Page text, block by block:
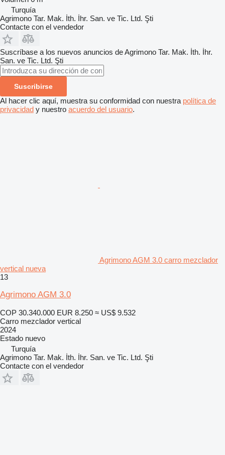
Turquía
Agrimono Tar. Mak. İth. İhr. San. ve Tic. Ltd. Şti
Contacte con el vendedor
Suscríbase a los nuevos anuncios de Agrimono Tar. Mak. İth. İhr.
San. ve Tic. Ltd. Şti
Suscribirse
Al hacer clic aquí, muestra su conformidad con nuestra política de
privacidad y nuestro acuerdo del usuario.
Agrimono AGM 3.0 carro mezclador
vertical nueva
13
Agrimono AGM 3.0
COP 30.340.000 EUR 8.250 ≈ US$ 9.532
Carro mezclador vertical
2024
Estado nuevo
Turquía
Agrimono Tar. Mak. İth. İhr. San. ve Tic. Ltd. Şti
Contacte con el vendedor